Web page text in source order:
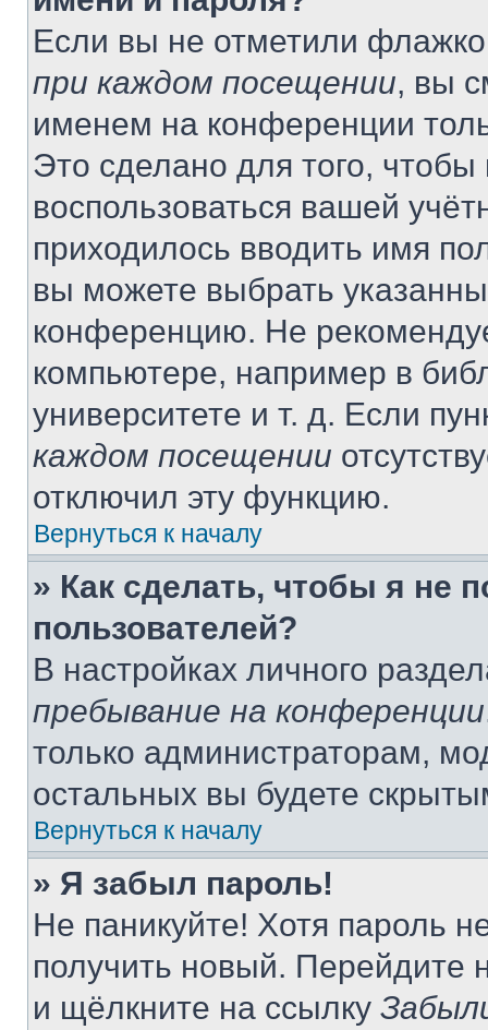
Если вы не отметили
при каждом посещении, вы
именем на конференции
Это сделано для того, чтобы
воспользоваться вашей
приходилось вводить имя
вы можете выбрать
конференцию. Не
компьютере, например в
университете и т. д. Если
каждом посещении
отключил эту функцию.
Вернуться к началу
» Как сделать, чтобы я не
пользователей?
В настройках личного
пребывание на конференции
только администраторам,
остальных вы будете
Вернуться к началу
» Я забыл пароль!
Не паникуйте! Хотя пароль
получить новый. Перейдите
и щёлкните на ссылку